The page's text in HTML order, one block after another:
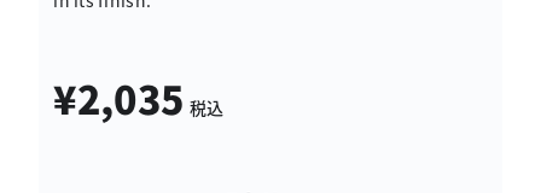
¥2,035 税込